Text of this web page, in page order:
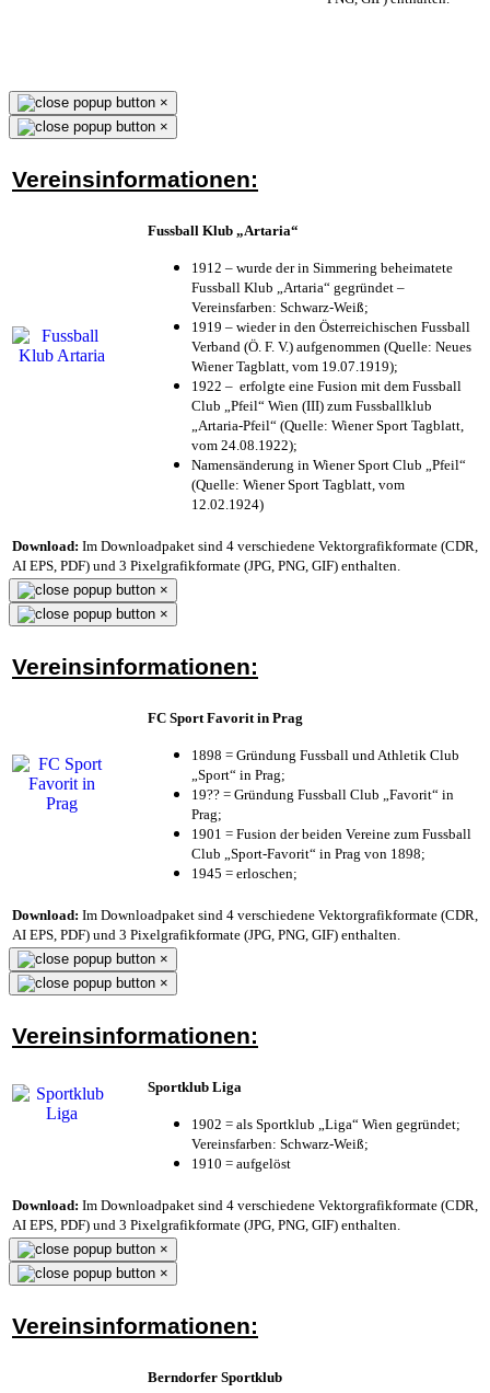
×
×
Vereinsinformationen:
Fussball Klub „Artaria“
1912 – wurde der in Simmering beheimatete
Fussball Klub „Artaria“ gegründet –
Vereinsfarben: Schwarz-Weiß;
1919 – wieder in den Österreichischen Fussball
Verband (Ö. F. V.) aufgenommen (Quelle: Neues
Wiener Tagblatt, vom 19.07.1919);
1922 – erfolgte eine Fusion mit dem Fussball
Club „Pfeil“ Wien (III) zum Fussballklub
„Artaria-Pfeil“ (Quelle: Wiener Sport Tagblatt,
vom 24.08.1922);
Namensänderung in Wiener Sport Club „Pfeil“
(Quelle: Wiener Sport Tagblatt, vom
12.02.1924)
Download: Im Downloadpaket sind 4 verschiedene Vektorgrafikformate (CDR,
AI EPS, PDF) und 3 Pixelgrafikformate (JPG, PNG, GIF) enthalten.
×
×
Vereinsinformationen:
FC Sport Favorit in Prag
1898 = Gründung Fussball und Athletik Club
„Sport“ in Prag;
19?? = Gründung Fussball Club „Favorit“ in
Prag;
1901 = Fusion der beiden Vereine zum Fussball
Club „Sport-Favorit“ in Prag von 1898;
1945 = erloschen;
Download: Im Downloadpaket sind 4 verschiedene Vektorgrafikformate (CDR,
AI EPS, PDF) und 3 Pixelgrafikformate (JPG, PNG, GIF) enthalten.
×
×
Vereinsinformationen:
Sportklub Liga
1902 = als Sportklub „Liga“ Wien gegründet;
Vereinsfarben: Schwarz-Weiß;
1910 = aufgelöst
Download: Im Downloadpaket sind 4 verschiedene Vektorgrafikformate (CDR,
AI EPS, PDF) und 3 Pixelgrafikformate (JPG, PNG, GIF) enthalten.
×
×
Vereinsinformationen:
Berndorfer Sportklub